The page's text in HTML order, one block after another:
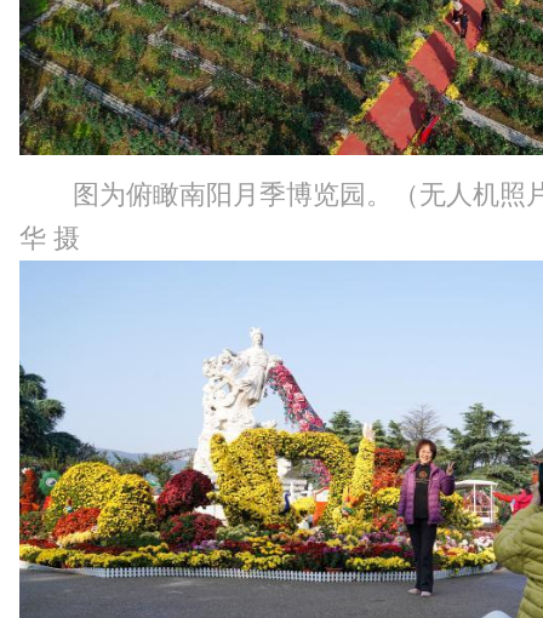
图为俯瞰南阳月季博览园。（无人机照
华 摄